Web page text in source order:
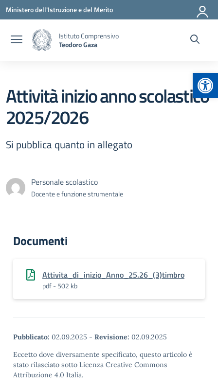
Vai ai contenuti
Vai al menu di navigazione
Vai al footer
Ministero dell'Istruzione e del Merito
Istituto Comprensivo
Teodoro Gaza
Attività inizio anno scolastico
2025/2026
Si pubblica quanto in allegato
Personale scolastico
Docente e funzione strumentale
Documenti
Attivita_di_inizio_Anno_25.26_(3)timbro
pdf - 502 kb
Pubblicato: 02.09.2025 - Revisione: 02.09.2025
Eccetto dove diversamente specificato, questo articolo è
stato rilasciato sotto Licenza Creative Commons
Attribuzione 4.0 Italia.